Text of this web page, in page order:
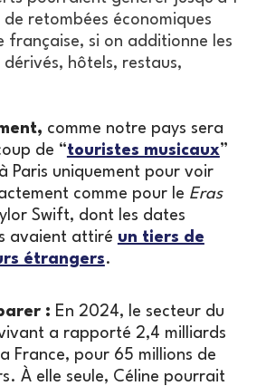
de retombées économiques
française, si on additionne les
hôtels, restaus,
comme notre pays sera
de “touristes musicaux”
Paris uniquement pour voir
comme pour le Eras
Swift, dont les dates
avaient attiré un tiers de
étrangers.
: En 2024, le secteur du
a rapporté 2,4 milliards
France, pour 65 millions de
À elle seule, Céline pourrait